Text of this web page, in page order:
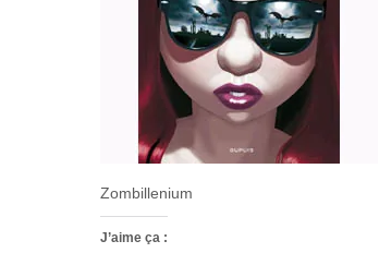
Zombillenium
J’aime ça :